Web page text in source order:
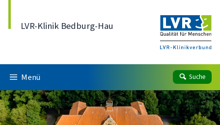
LVR-Klinik Bedburg-Hau
Menü Suche